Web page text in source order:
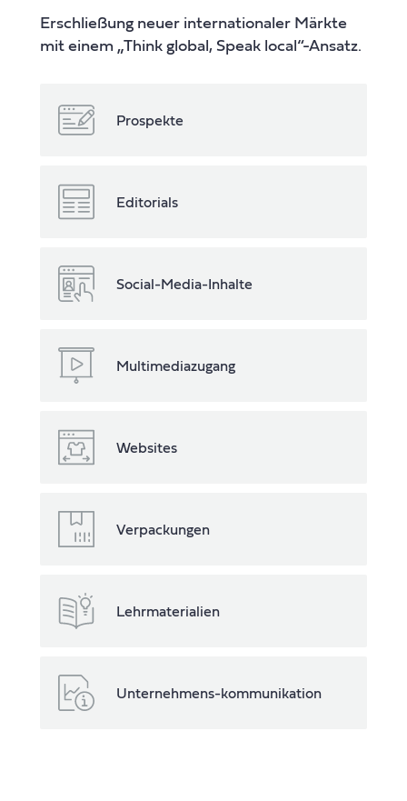
Erschließung neuer internationaler Märkte
mit einem „Think global, Speak local“-Ansatz.
Prospekte
Editorials
Social-Media-Inhalte
Multimediazugang
Websites
Verpackungen
Lehrmaterialien
Unternehmens-kommunikation